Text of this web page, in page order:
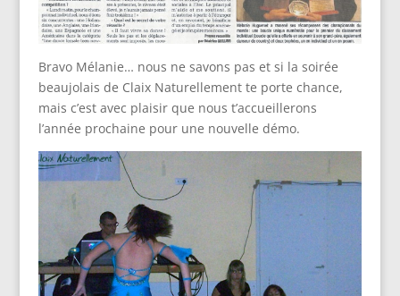
Bravo Mélanie… nous ne savons pas et si la soirée
beaujolais de Claix Naturellement te porte chance,
mais c’est avec plaisir que nous t’accueillerons
l’année prochaine pour une nouvelle démo.